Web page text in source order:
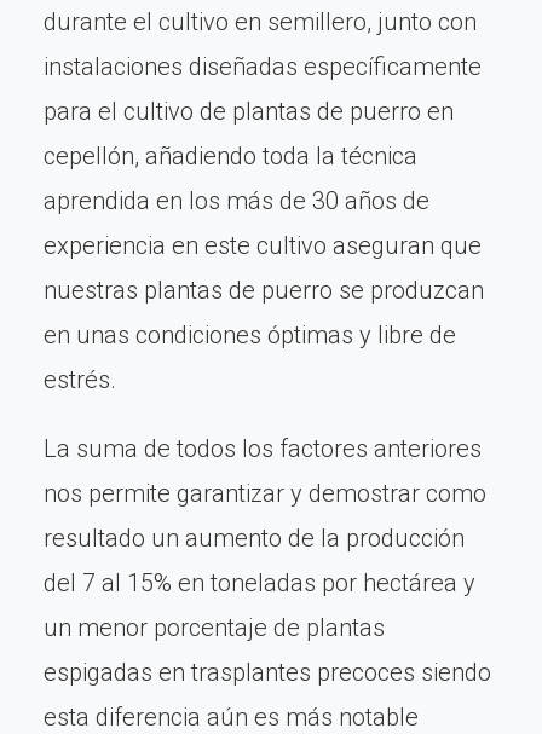
durante el cultivo en semillero, junto con
instalaciones diseñadas específicamente
para el cultivo de plantas de puerro en
cepellón, añadiendo toda la técnica
aprendida en los más de 30 años de
experiencia en este cultivo aseguran que
nuestras plantas de puerro se produzcan
en unas condiciones óptimas y libre de
estrés.
La suma de todos los factores anteriores
nos permite garantizar y demostrar como
resultado un aumento de la producción
del 7 al 15% en toneladas por hectárea y
un menor porcentaje de plantas
espigadas en trasplantes precoces siendo
esta diferencia aún es más notable